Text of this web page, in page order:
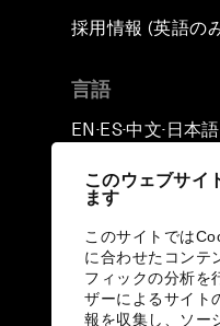
このウェブサイ
ます
このサイトでは
に合わせたコンテ
フィックの分析を
ザーによるサイト
報を収集し、ソー
採用情報 (英語の
言語
EN ▪ ES▪中文▪ 日本語